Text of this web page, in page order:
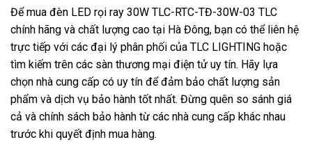
Để mua đèn LED rọi ray 30W TLC-RTC-TĐ-30W-03 TLC
chính hãng và chất lượng cao tại Hà Đông, bạn có thể liên hệ
trực tiếp với các đại lý phân phối của TLC LIGHTING hoặc
tìm kiếm trên các sàn thương mại điện tử uy tín. Hãy lựa
chọn nhà cung cấp có uy tín để đảm bảo chất lượng sản
phẩm và dịch vụ bảo hành tốt nhất. Đừng quên so sánh giá
cả và chính sách bảo hành từ các nhà cung cấp khác nhau
trước khi quyết định mua hàng.